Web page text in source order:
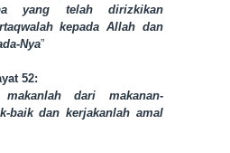
yang telah dirizkikan
kepada Allah dan
Nya”
52:
dari makanan-
baik dan kerjakanlah amal